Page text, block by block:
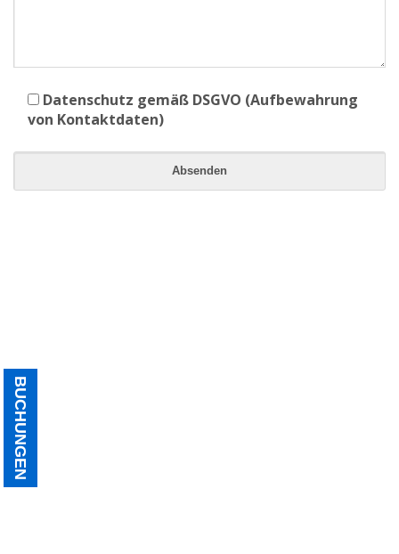
Datenschutz gemäß DSGVO (Aufbewahrung
von Kontaktdaten)
BUCHUNGEN